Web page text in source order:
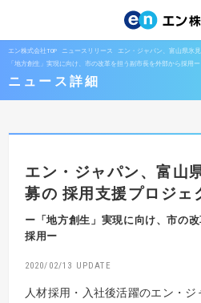
エン株式会社TOP ニュースリリース
エン・ジャパン、富山県氷
「地方創生」実現に向け、市の改革を担う副市長を外部から採用ー
ニュース詳細
エン・ジャパン、富山
募の 採用支援プロジェ
ー「地方創生」実現に向け、市の
採用ー
2020/02/13
人材採用・入社後活躍のエン・